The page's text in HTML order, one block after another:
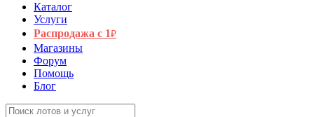
Каталог
Услуги
Распродажа с 1₽
Магазины
Форум
Помощь
Блог